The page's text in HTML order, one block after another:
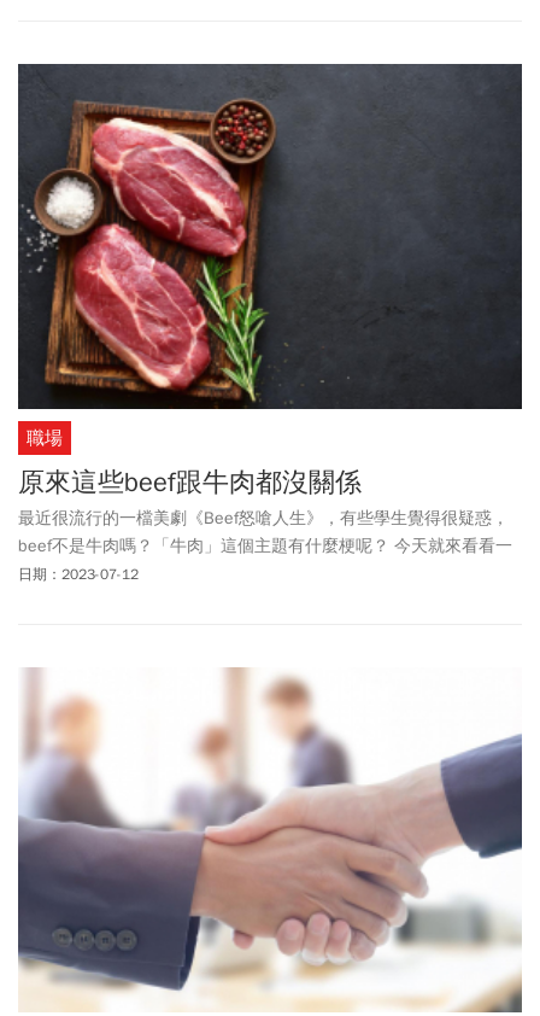
職場
原來這些beef跟牛肉都沒關係
最近很流行的一檔美劇《Beef怒嗆人生》，有些學生覺得很疑惑，
beef不是牛肉嗎？「牛肉」這個主題有什麼梗呢？ 今天就來看看一
下beef這個字，經常出現在美國人日常，但和牛肉一點關係都沒有
日期：2023-07-12